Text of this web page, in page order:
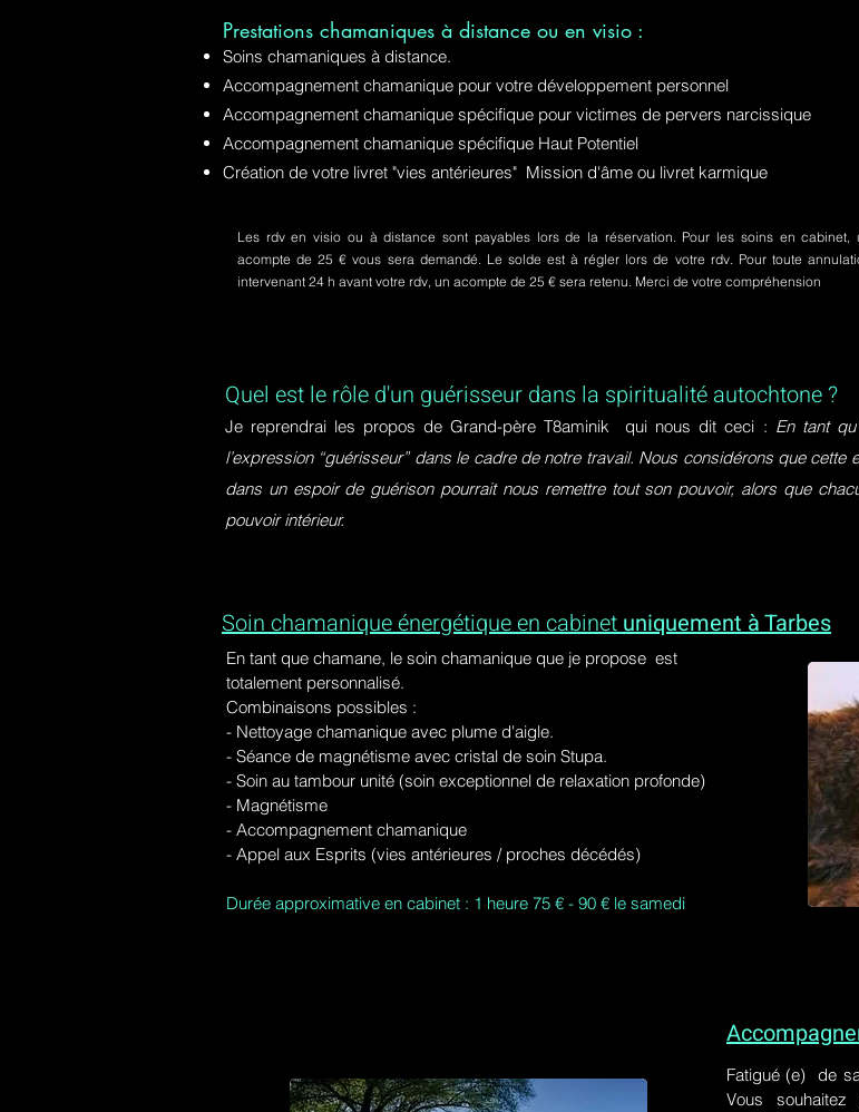
Prestations chamaniques à distance ou en visio :
Soins chamaniques à distance.
Accompagnement chamanique pour votre développement personnel
Accompagnement chamanique spécifique pour victimes de pervers narcissique
Accompagnement chamanique spécifique Haut Potentiel
Création de votre livret "vies antérieures" Mission d'âme ou livret karmique
Les rdv en visio ou à distance sont payables lors de la réservation. Pour les soins en cabinet,
acompte de 25 € vous sera demandé. Le solde est à régler lors de votre rdv. Pour toute
intervenant 24 h avant votre rdv, un acompte de 25 € sera retenu. Merci de votre compréhension
Quel est le rôle d'un guérisseur dans la spiritualité autochtone ?
Je reprendrai les propos de Grand-père T8aminik qui nous dit ceci : En tant
l’expression “guérisseur” dans le cadre de notre travail. Nous considérons que
dans un espoir de guérison pourrait nous remettre tout son pouvoir, alors que
pouvoir intérieur.
Soin chamanique énergétique en cabinetuniquement à Tarbes
En tant que chamane, le soin chamanique que je propose est
totalement personnalisé.
Combinaisons possibles :
- Nettoyage chamanique avec plume d'aigle.
- Séance de magnétisme avec cristal de soin Stupa.
- Soin au tambour unité (soin exceptionnel de relaxation profonde)
- Magnétisme
- Accompagnement chamanique
- Appel aux Esprits (vies antérieures / proches décédés)
Durée approximative en cabinet : 1 heure 75 € - 90 € le samedi
Fatigué (e) de
Vous